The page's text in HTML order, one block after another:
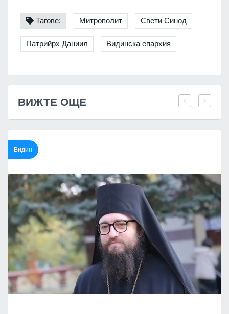
Тагове: Митрополит Свети Синод
Патрийрх Даниил Видинска епархия
ВИЖТЕ ОЩЕ
Видин